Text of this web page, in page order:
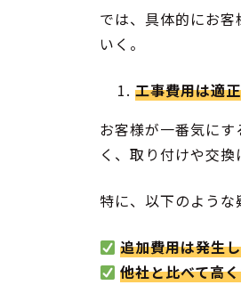
では、具体的にお
いく。
工事費用は適
お客様が一番気にす
く、取り付けや交
特に、以下のような
追加費用は発生
他社と比べて高